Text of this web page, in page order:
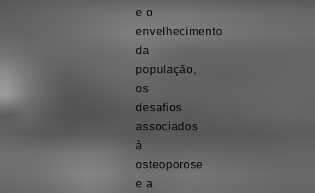
e o
envelhecimento
da
população,
os
desafios
associados
à
osteoporose
e a